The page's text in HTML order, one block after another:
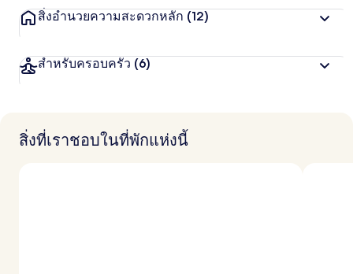
สิ่งอำนวยความสะดวกหลัก (12)
สำหรับครอบครัว (6)
สิ่งที่เราชอบในที่พักแห่งนี้